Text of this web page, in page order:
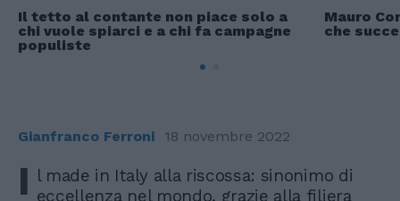
Il tetto al contante non piace solo a
chi vuole spiarci e a chi fa campagne
populiste
Mauro
che
Gianfranco Ferroni 18 novembre 2022
I l made in Italy alla riscossa: sinonimo di
eccellenza nel mondo, grazie alla filiera